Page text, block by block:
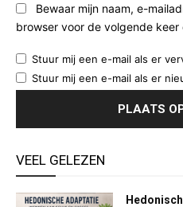
Bewaar mijn naam, e-
browser voor de volgende
Stuur mij een e-mail als er
Stuur mij een e-mail als er
VEEL GELEZEN